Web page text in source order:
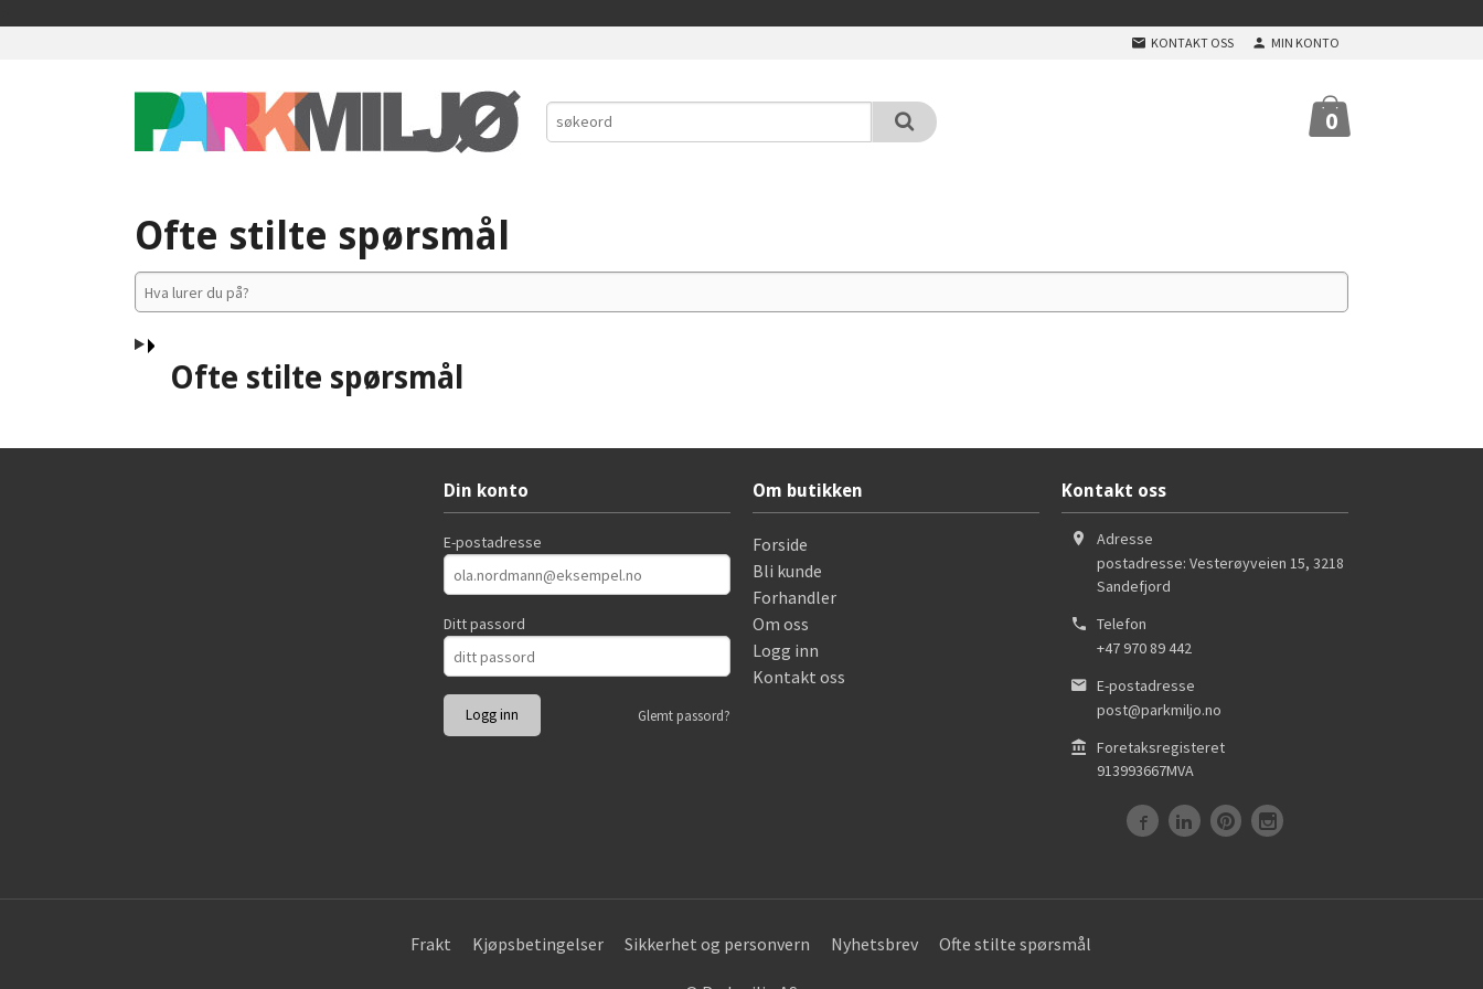
KONTAKT OSS MIN KONTO
0
Ofte stilte spørsmål
Ofte stilte spørsmål
Din konto
E-postadresse
Ditt passord
Glemt passord?
Om butikken
Forside
Bli kunde
Forhandler
Om oss
Logg inn
Kontakt oss
Kontakt oss
Adresse
postadresse: Vesterøyveien 15, 3218
Sandefjord
Telefon
+47 970 89 442
E-postadresse
post@parkmiljo.no
Foretaksregisteret
913993667MVA
Frakt Kjøpsbetingelser Sikkerhet og personvern Nyhetsbrev Ofte stilte spørsmål